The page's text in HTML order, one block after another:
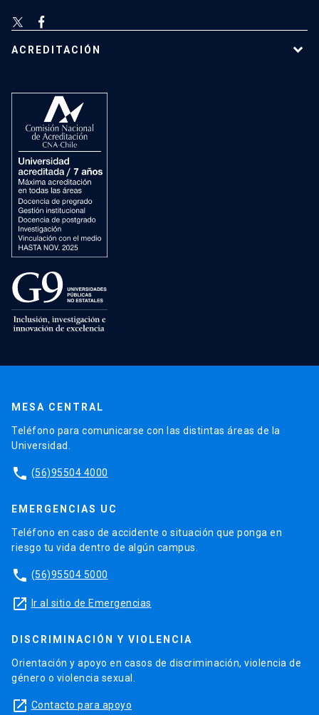
ACREDITACIÓN
MESA CENTRAL
Teléfono para comunicarse con las distintas áreas de la
Universidad.
phone (56)95504 4000
EMERGENCIAS UC
Teléfono en caso de accidente o situación que ponga en
riesgo tu vida dentro de algún campus.
phone (56)95504 5000
launch Ir al sitio de Emergencias
DISCRIMINACIÓN Y VIOLENCIA
Orientación y apoyo en casos de discriminación, violencia de
género o violencia sexual.
launch Contacto para apoyo